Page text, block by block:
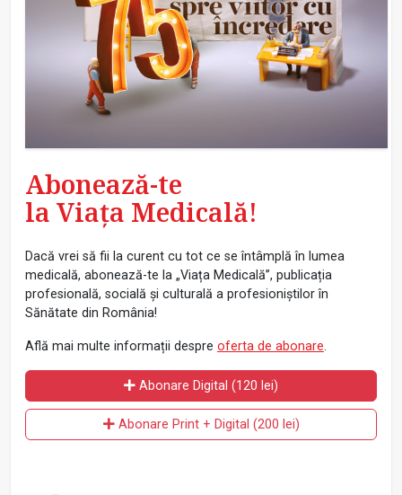
Abonează-te
la Viața Medicală!
Dacă vrei să fii la curent cu tot ce se întâmplă în lumea
medicală, abonează-te la „Viața Medicală”, publicația
profesională, socială și culturală a profesioniștilor în
Sănătate din România!
Află mai multe informații despre oferta de abonare.
Abonare Digital (120 lei)
Abonare Print + Digital (200 lei)